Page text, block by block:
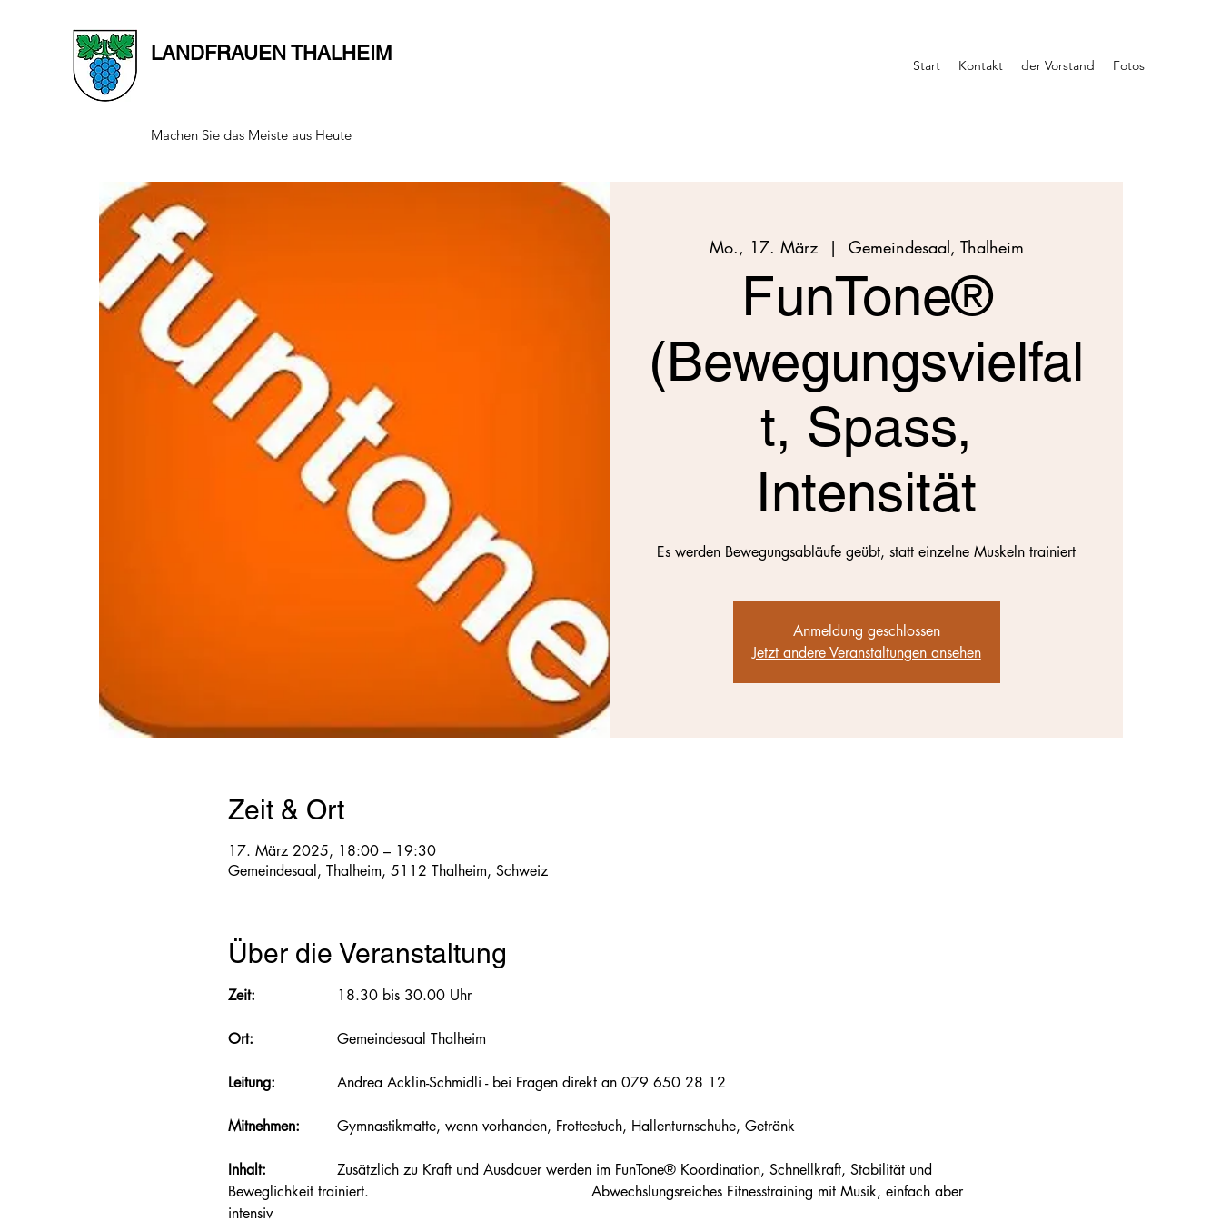
LANDFRAUEN THALHEIM
Machen Sie das Meiste aus Heute
Start Kontakt der Vorstand Fotos
Mo., 17. März
  |
Gemeindesaal, Thalheim
FunTone®
(Bewegungsvielfal
t, Spass,
Intensität
Es werden Bewegungsabläufe geübt, statt einzelne Muskeln trainiert
Anmeldung geschlossen
Jetzt andere Veranstaltungen ansehen
Zeit & Ort
17. März 2025, 18:00 – 19:30
Gemeindesaal, Thalheim, 5112 Thalheim, Schweiz
Über die Veranstaltung
18.30 bis 30.00 Uhr
Gemeindesaal Thalheim
Andrea Acklin-Schmidli - bei Fragen direkt an 079 650 28 12
Mitnehmen: Gymnastikmatte, wenn vorhanden, Frotteetuch, Hallenturnschuhe, Getränk
Zusätzlich zu Kraft und Ausdauer werden im FunTone® Koordination, Schnellkraft, Stabilität und
Beweglichkeit trainiert. 						Abwechslungsreiches Fitnesstraining mit Musik, einfach aber
intensiv